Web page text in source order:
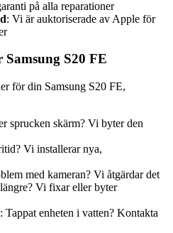
på alla reparationer
: Vi är auktoriserade av Apple för
S20 FE
för din Samsung S20 FE,
sprucken skärm? Vi byter den
Vi installerar nya,
med kameran? Vi åtgärdar det
Vi fixar eller byter
: Tappat enheten i vatten? Kontakta